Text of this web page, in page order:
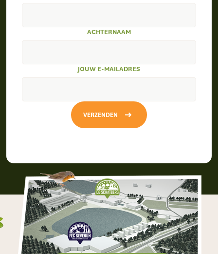
ACHTERNAAM
JOUW E-MAILADRES
VERZENDEN